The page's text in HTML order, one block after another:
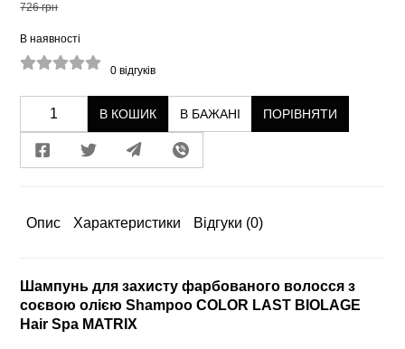
726 грн
В наявності
0 відгуків
В КОШИК В БАЖАНІ ПОРІВНЯТИ
Опис Характеристики Відгуки (0)
Шампунь для захисту фарбованого волосся з
соєвою олією Shampoo COLOR LAST BIOLAGE
Hair Spa MATRIX